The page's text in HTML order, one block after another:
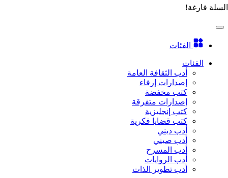
السلة فارغة!
الفئات
الفئات
أدب الثقافة العامة
إصدارات إرفاء
كتب مخفضة
إصدارات متفرقة
كتب إنجليزية
كتب قضايا فكرية
أدب ديني
أدب صيني
أدب المسرح
أدب الروايات
أدب تطوير الذات